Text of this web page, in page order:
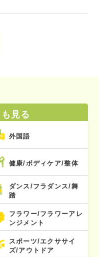
見る
外国語
健康/ボディケア/整体
ダンス/フラダンス/舞
踏
フラワー/フラワーアレ
ンジメント
スポーツ/エクササイ
ズ/アウトドア